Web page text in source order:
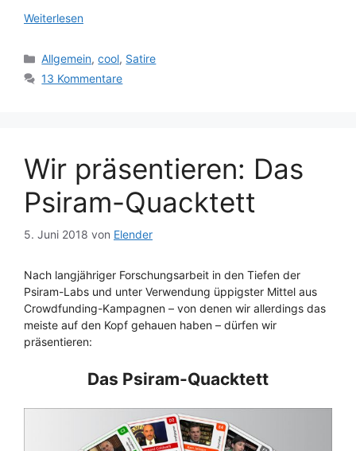
Weiterlesen
Kategorien
Allgemein,cool, Satire
13 Kommentare
Wir präsentieren: Das
Psiram-Quacktett
5. Juni 2018 von Elender
Nach langjähriger Forschungsarbeit in den Tiefen der
Psiram-Labs und unter Verwendung üppigster Mittel aus
Crowdfunding-Kampagnen – von denen wir allerdings das
meiste auf den Kopf gehauen haben – dürfen wir
präsentieren:
Das Psiram-Quacktett